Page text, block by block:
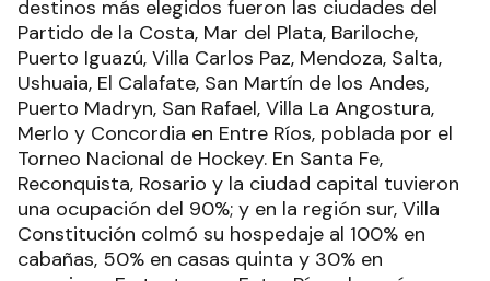
destinos más elegidos fueron las ciudades del
Partido de la Costa, Mar del Plata, Bariloche,
Puerto Iguazú, Villa Carlos Paz, Mendoza, Salta,
Ushuaia, El Calafate, San Martín de los Andes,
Puerto Madryn, San Rafael, Villa La Angostura,
Merlo y Concordia en Entre Ríos, poblada por el
Torneo Nacional de Hockey. En Santa Fe,
Reconquista, Rosario y la ciudad capital tuvieron
una ocupación del 90%; y en la región sur, Villa
Constitución colmó su hospedaje al 100% en
cabañas, 50% en casas quinta y 30% en